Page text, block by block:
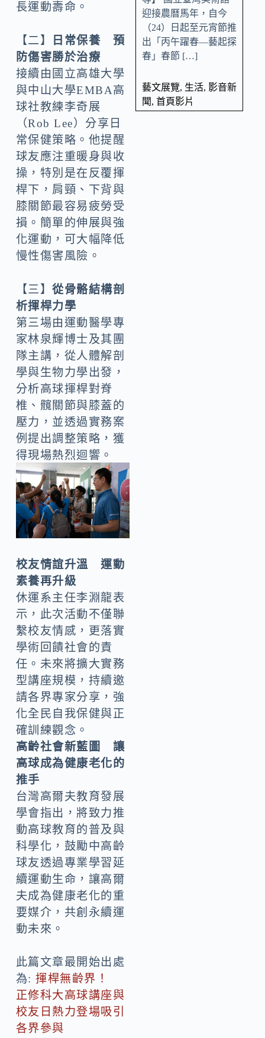
長運動壽命。
【二】
日常保養 預
防傷害勝於治療
接續由國立高雄大學
與中山大學EMBA高
球社教練李奇展
（Rob Lee）分享日
常保健策略。他提醒
球友應注重暖身與收
操，特別是在反覆揮
桿下，肩頸、下背與
膝關節最容易疲勞受
損。簡單的伸展與強
化運動，可大幅降低
慢性傷害風險。
【三】從骨骼結構剖
析揮桿力學
第三場由運動醫學專
家林泉輝博士及其團
隊主講，從人體解剖
學與生物力學出發，
分析高球揮桿對脊
椎、髖關節與膝蓋的
壓力，並透過實務案
例提出調整策略，獲
得現場熱烈迴響。
校友情誼升溫 運動
素養再升級
休運系主任李淵龍表
示，此次活動不僅聯
繫校友情感，更落實
學術回饋社會的責
任。未來將擴大實務
型講座規模，持續邀
請各界專家分享，強
化全民自我保健與正
確訓練觀念。
高齡社會新藍圖 讓
高球成為健康老化的
推手
台灣高爾夫教育發展
學會指出，將致力推
動高球教育的普及與
科學化，鼓勵中高齡
球友透過專業學習延
續運動生命，讓高爾
夫成為健康老化的重
要媒介，共創永續運
動未來。
此篇文章最開始出處
為:揮桿無齡界！
正修科大高球講座與
校友日熱力登場吸引
各界參與
迎接農曆馬年，自今
（24）日起至元宵節推
出「丙午躍春—藝起探
春」春節 […]
藝文展覽, 生活, 影音新
聞, 首頁影片